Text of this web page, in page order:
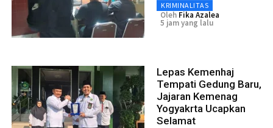
KRIMINALITAS
Oleh Fika Azalea
5 jam yang lalu
Lepas Kemenhaj
Tempati Gedung Baru,
Jajaran Kemenag
Yogyakrta Ucapkan
Selamat